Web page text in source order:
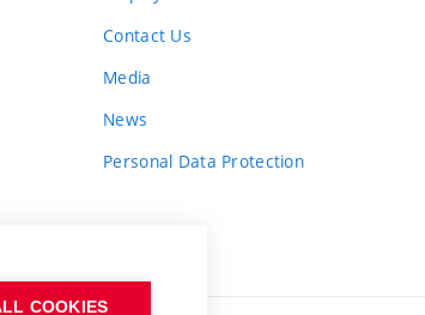
Contact Us
Media
News
Personal Data Protection
COOKIES